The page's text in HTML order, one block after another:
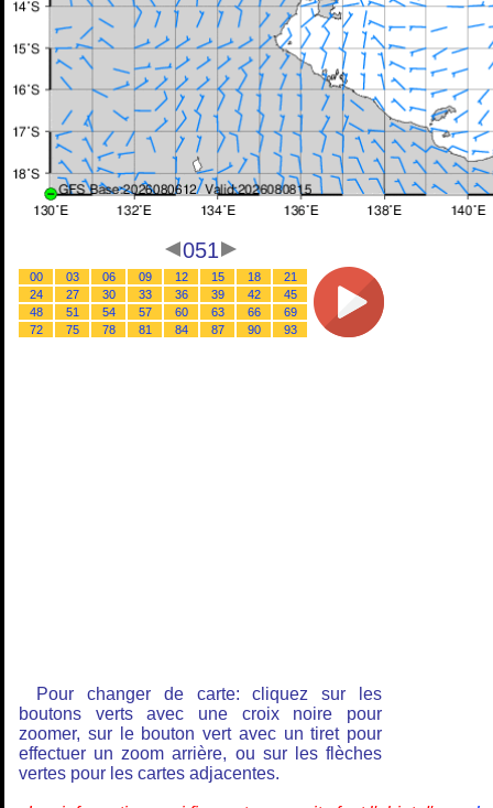
051
00 03 06 09 12 15 18
21
24
27 30 33 36 39 42
45
48
51 54 57 60 63 66
69
72
75 78 81 84 87 90 93
Pour changer de carte: cliquez sur les
boutons verts avec une croix noire pour
zoomer, sur le bouton vert avec un tiret pour
effectuer un zoom arrière, ou sur les flèches
vertes pour les cartes adjacentes.